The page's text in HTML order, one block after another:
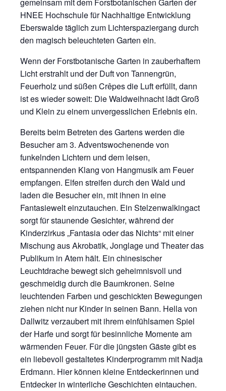
gemeinsam mit dem Forstbotanischen Garten der
HNEE Hochschule für Nachhaltige Entwicklung
Eberswalde täglich zum Lichterspaziergang durch
den magisch beleuchteten Garten ein.
Wenn der Forstbotanische Garten in zauberhaftem
Licht erstrahlt und der Duft von Tannengrün,
Feuerholz und süßen Crêpes die Luft erfüllt, dann
ist es wieder soweit: Die Waldweihnacht lädt Groß
und Klein zu einem unvergesslichen Erlebnis ein.
Bereits beim Betreten des Gartens werden die
Besucher am 3. Adventswochenende von
funkelnden Lichtern und dem leisen,
entspannenden Klang von Hangmusik am Feuer
empfangen. Elfen streifen durch den Wald und
laden die Besucher ein, mit ihnen in eine
Fantasiewelt einzutauchen. Ein Stelzenwalkingact
sorgt für staunende Gesichter, während der
Kinderzirkus „Fantasia oder das Nichts“ mit einer
Mischung aus Akrobatik, Jonglage und Theater das
Publikum in Atem hält. Ein chinesischer
Leuchtdrache bewegt sich geheimnisvoll und
geschmeidig durch die Baumkronen. Seine
leuchtenden Farben und geschickten Bewegungen
ziehen nicht nur Kinder in seinen Bann. Hella von
Dallwitz verzaubert mit ihrem einfühlsamen Spiel
der Harfe und sorgt für besinnliche Momente am
wärmenden Feuer. Für die jüngsten Gäste gibt es
ein liebevoll gestaltetes Kinderprogramm mit Nadja
Erdmann. Hier können kleine Entdeckerinnen und
Entdecker in winterliche Geschichten eintauchen.